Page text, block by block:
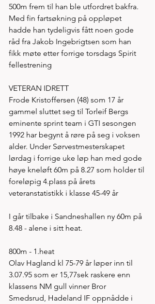
500m frem til han ble utfordret bakfra.
Med fin fartsøkning på oppløpet
hadde han tydeligvis fått noen gode
råd fra Jakob Ingebrigtsen som han
fikk møte etter forrige torsdags Spirit
fellestrening
VETERAN IDRETT
Frode Kristoffersen (48) som 17 år
gammel sluttet seg til Torleif Bergs
eminente sprint team i GTI sesongen
1992 har begynt å røre på seg i voksen
alder. Under Sørvestmesterskapet
lørdag i forrige uke løp han med gode
høye kneløft 60m på 8.27 som holder til
foreløpig 4.plass på årets
veteranstatistikk i klasse 45-49 år
I går tilbake i Sandneshallen ny 60m på
8.48 - alene i sitt heat.
800m - 1.heat
Olav Hagland kl 75-79 år løper inn til
3.07.95 som er 15,77sek raskere enn
klassens NM gull vinner Bror
Smedsrud, Hadeland IF oppnådde i